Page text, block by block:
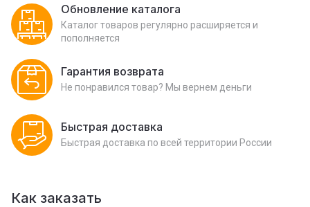
Обновление каталога
Каталог товаров регулярно расширяется и
пополняется
Гарантия возврата
Не понравился товар? Мы вернем деньги
Быстрая доставка
Быстрая доставка по всей территории России
Как заказать